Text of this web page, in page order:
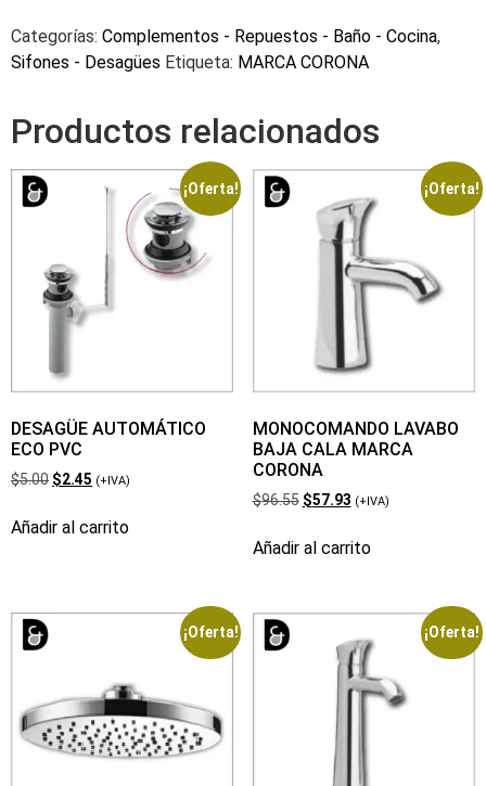
Categorías: Complementos - Repuestos - Baño - Cocina,
Sifones - Desagües Etiqueta: MARCA CORONA
Productos relacionados
¡Oferta!
DESAGÜE AUTOMÁTICO
ECO PVC
$5.00 $2.45 (+IVA)
Añadir al carrito
¡Oferta!
MONOCOMANDO LAVABO
BAJA CALA MARCA
CORONA
$96.55 $57.93 (+IVA)
Añadir al carrito
¡Oferta! ¡Oferta!